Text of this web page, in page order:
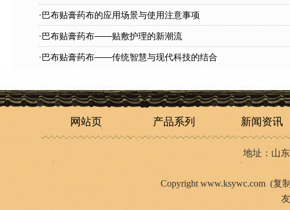
·巴布贴膏药布的应用场景与使用注意事项
·巴布贴膏药布——贴敷护理的新潮流
·巴布贴膏药布——传统智慧与现代科技的结合
网站页 产品系列 新闻资讯
地址：山
Copyright www.ksywc.com(复